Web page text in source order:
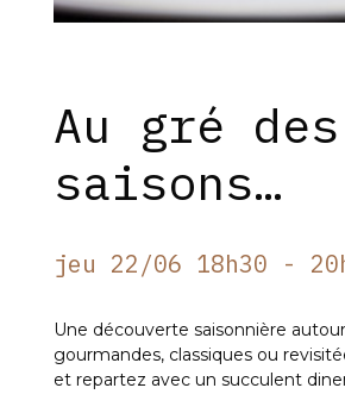
Au gré des
saisons…
jeu 22/06 18h30 -
Une découverte saisonnière
gourmandes, classiques ou
et repartez avec un succulent